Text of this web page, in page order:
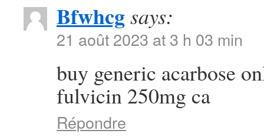
Bfwhcgsays:
21 août 2023 at 3 h 03 min
buy generic acarbose
fulvicin 250mg ca
Répondre